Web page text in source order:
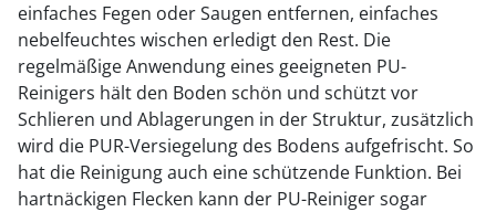
einfaches Fegen oder Saugen entfernen, einfaches
nebelfeuchtes wischen erledigt den Rest. Die
regelmäßige Anwendung eines geeigneten PU-
Reinigers hält den Boden schön und schützt vor
Schlieren und Ablagerungen in der Struktur, zusätzlich
wird die PUR-Versiegelung des Bodens aufgefrischt. So
hat die Reinigung auch eine schützende Funktion. Bei
hartnäckigen Flecken kann der PU-Reiniger sogar